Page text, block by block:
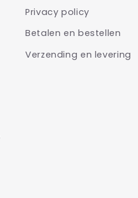
Privacy policy
Betalen en bestellen
Verzending en levering